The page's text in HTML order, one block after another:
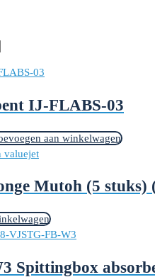
IJ-FLABS-03
aan winkelwagen
Mutoh (5 stuks)
Spittingbox